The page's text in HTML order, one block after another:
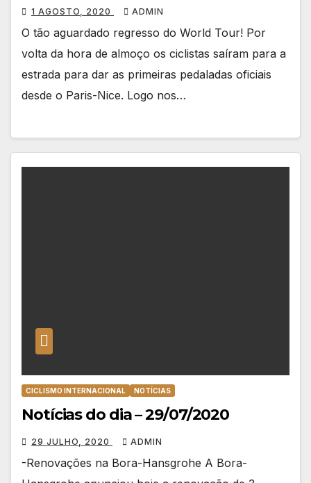
1 AGOSTO, 2020 ADMIN
O tão aguardado regresso do World Tour! Por
volta da hora de almoço os ciclistas saíram para a
estrada para dar as primeiras pedaladas oficiais
desde o Paris-Nice. Logo nos…
CICLISMO INTERNACIONAL NOTÍCIAS
Notícias do dia – 29/07/2020
29 JULHO, 2020 ADMIN
-Renovações na Bora-Hansgrohe A Bora-